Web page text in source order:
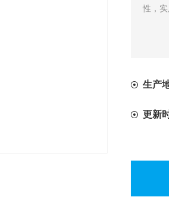
性，实
生产
更新